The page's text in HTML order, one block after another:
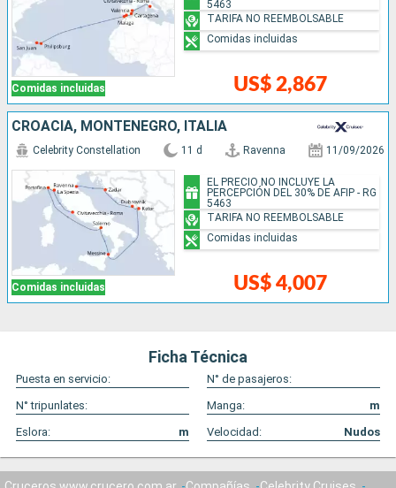
Comidas incluidas US$ 2,867
5463
TARIFA NO REEMBOLSABLE
Comidas incluidas
CROACIA, MONTENEGRO, ITALIA
Comidas incluidas
Celebrity Constellation 11 d Ravenna 11/09/2026
US$ 4,007
EL PRECIO NO INCLUYE LA
PERCEPCIÓN DEL 30% DE AFIP - RG
5463
TARIFA NO REEMBOLSABLE
Comidas incluidas
Ficha Técnica
Puesta en servicio:
N° de pasajeros:
N° tripunlates:
Manga:
m
Eslora:
m Velocidad: Nudos